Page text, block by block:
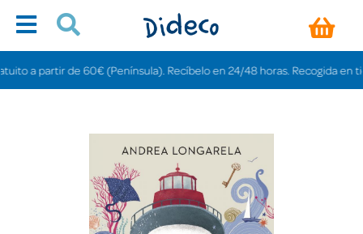
a partir de 60€ (Península). Recíbelo en 24/48 horas. Recogida en